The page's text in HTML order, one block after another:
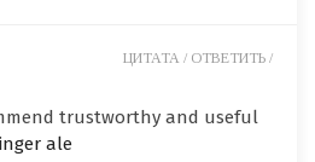
trustworthy and useful
ale
ЦИТАТА / ОТВЕТИТЬ /